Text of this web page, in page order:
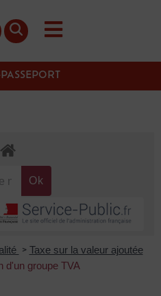
> Taxe sur la valeur ajoutée
d'un groupe TVA